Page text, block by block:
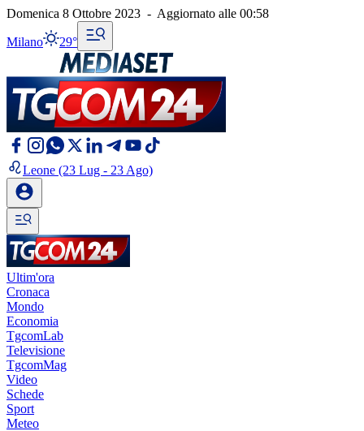
Domenica 8 Ottobre 2023 - Aggiornato alle 00:58
Milano 29°
Leone (23 Lug - 23 Ago)
Ultim'ora
Cronaca
Mondo
Economia
TgcomLab
Televisione
TgcomMag
Video
Schede
Sport
Meteo